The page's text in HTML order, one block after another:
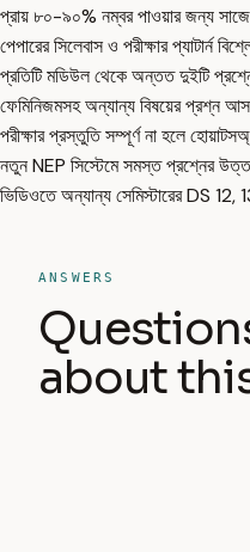
প্রায় ৮০-৯০% নম্বর পাওয়ার জন্য
পেপারের সিলেবাস ও পরীক্ষার প্যাটার্ন
প্রতিটি মডিউল থেকে অন্তত দুইটি
ফেমিনিজমসহ অন্যান্য বিষয়ের প্রশ্ন
পরীক্ষার প্রস্তুতি সম্পূর্ণ না হলে
নতুন NEP সিস্টেমে সমস্ত প্রশ্নের
ভিডিওতে অন্যান্য সেমিস্টারের DS 12,
ANSWERS
about